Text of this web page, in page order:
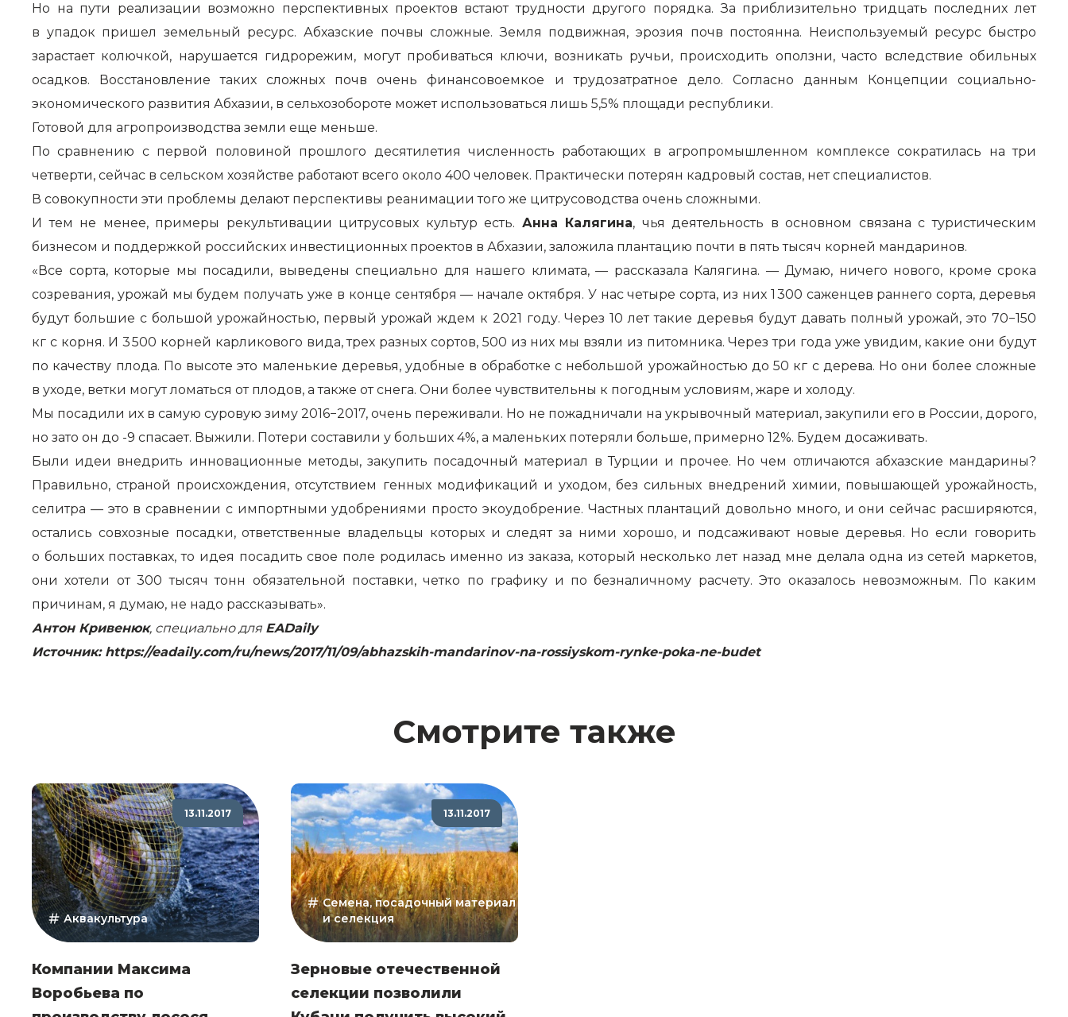
Но на пути реализации возможно перспективных проектов встают трудности другого порядка. За приблизительно тридцать последних лет
в упадок пришел земельный ресурс. Абхазские почвы сложные. Земля подвижная, эрозия почв постоянна. Неиспользуемый ресурс быстро
зарастает колючкой, нарушается гидрорежим, могут пробиваться ключи, возникать ручьи, происходить оползни, часто вследствие обильных
осадков. Восстановление таких сложных почв очень финансовоемкое и трудозатратное дело. Согласно данным Концепции социально-
экономического развития Абхазии, в сельхозобороте может использоваться лишь 5,5% площади республики.
Готовой для агропроизводства земли еще меньше.
По сравнению с первой половиной прошлого десятилетия численность работающих в агропромышленном комплексе сократилась на три
четверти, сейчас в сельском хозяйстве работают всего около 400 человек. Практически потерян кадровый состав, нет специалистов.
В совокупности эти проблемы делают перспективы реанимации того же цитрусоводства очень сложными.
И тем не менее, примеры рекультивации цитрусовых культур есть. Анна Калягина, чья деятельность в основном связана с туристическим
бизнесом и поддержкой российских инвестиционных проектов в Абхазии, заложила плантацию почти в пять тысяч корней мандаринов.
«Все сорта, которые мы посадили, выведены специально для нашего климата, — рассказала Калягина. — Думаю, ничего нового, кроме срока
созревания, урожай мы будем получать уже в конце сентября — начале октября. У нас четыре сорта, из них 1 300 саженцев раннего сорта, деревья
будут большие с большой урожайностью, первый урожай ждем к 2021 году. Через 10 лет такие деревья будут давать полный урожай, это 70−150
кг с корня. И 3 500 корней карликового вида, трех разных сортов, 500 из них мы взяли из питомника. Через три года уже увидим, какие они будут
по качеству плода. По высоте это маленькие деревья, удобные в обработке с небольшой урожайностью до 50 кг с дерева. Но они более сложные
в уходе, ветки могут ломаться от плодов, а также от снега. Они более чувствительны к погодным условиям, жаре и холоду.
Мы посадили их в самую суровую зиму 2016−2017, очень переживали. Но не пожадничали на укрывочный материал, закупили его в России, дорого,
но зато он до -9 спасает. Выжили. Потери составили у больших 4%, а маленьких потеряли больше, примерно 12%. Будем досаживать.
Были идеи внедрить инновационные методы, закупить посадочный материал в Турции и прочее. Но чем отличаются абхазские мандарины?
Правильно, страной происхождения, отсутствием генных модификаций и уходом, без сильных внедрений химии, повышающей урожайность,
селитра — это в сравнении с импортными удобрениями просто экоудобрение. Частных плантаций довольно много, и они сейчас расширяются,
остались совхозные посадки, ответственные владельцы которых и следят за ними хорошо, и подсаживают новые деревья. Но если говорить
о больших поставках, то идея посадить свое поле родилась именно из заказа, который несколько лет назад мне делала одна из сетей маркетов,
они хотели от 300 тысяч тонн обязательной поставки, четко по графику и по безналичному расчету. Это оказалось невозможным. По каким
причинам, я думаю, не надо рассказывать».
Антон Кривенюк, специально для EADaily
Источник: https://eadaily.com/ru/news/2017/11/09/abhazskih-mandarinov-na-rossiyskom-rynke-poka-ne-budet
Смотрите также
13.11.2017
Аквакультура
Компании Максима
Воробьева по
13.11.2017
Семена, посадочный материал
и селекция
Зерновые отечественной
селекции позволили